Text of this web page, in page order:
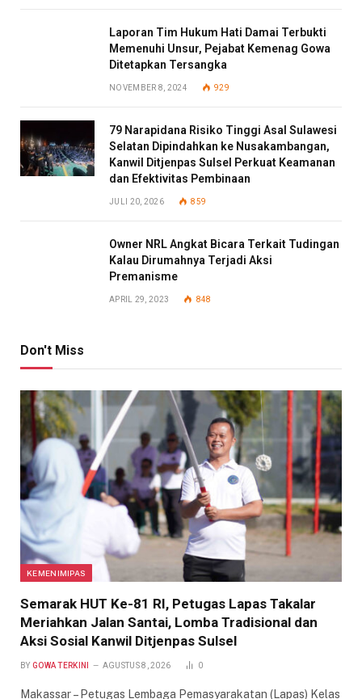
Laporan Tim Hukum Hati Damai Terbukti
Memenuhi Unsur, Pejabat Kemenag Gowa
Ditetapkan Tersangka
NOVEMBER 8, 2024 929
79 Narapidana Risiko Tinggi Asal Sulawesi
Selatan Dipindahkan ke Nusakambangan,
Kanwil Ditjenpas Sulsel Perkuat Keamanan
dan Efektivitas Pembinaan
JULI 20, 2026 859
Owner NRL Angkat Bicara Terkait Tudingan
Kalau Dirumahnya Terjadi Aksi
Premanisme
APRIL 29, 2023 848
Don't Miss
KEMENIMIPAS
Semarak HUT Ke-81 RI, Petugas Lapas Takalar
Meriahkan Jalan Santai, Lomba Tradisional dan
Aksi Sosial Kanwil Ditjenpas Sulsel
BY GOWA TERKINI AGUSTUS 8, 2026 0
Makassar – Petugas Lembaga Pemasyarakatan (Lapas) Kelas